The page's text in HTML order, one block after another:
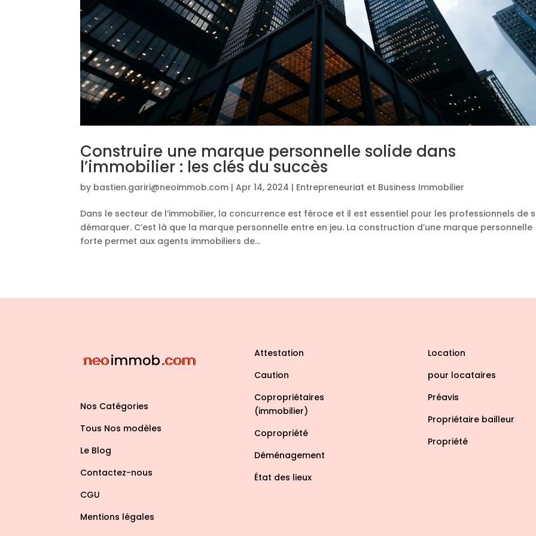
Construire une marque personnelle solide dans
l’immobilier : les clés du succès
by bastien.gariri@neoimmob.com |Apr 14, 2024 | Entrepreneuriat et Business Immobilier
Dans le secteur de l’immobilier, la concurrence est féroce et il est essentiel pour les professionnels de
démarquer. C’est là que la marque personnelle entre en jeu. La construction d’une marque personnelle
forte permet aux agents immobiliers de...
Nos Catégories
Tous Nos modèles
Le Blog
Contactez-nous
CGU
Mentions légales
Attestation
Caution
Copropriétaires
(immobilier)
Copropriété
Déménagement
État des lieux
Location
pour locataires
Préavis
Propriétaire bailleur
Propriété